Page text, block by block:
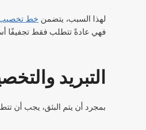
لهذا السبب، يتضمن خط تخصيب
فهي عادةً تتطلب فقط تجفيفًا
التبريد
بمجرد أن يتم البثق، يجب أن